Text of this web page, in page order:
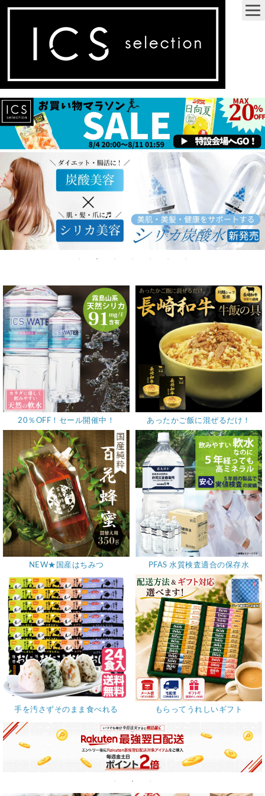
20％OFF！セール開催中！ あったかご飯に混ぜるだけ！
NEW★国産はちみつ PFAS 水質検査適合の保存水
手を汚さずそのまま食べれる もらってうれしいギフト